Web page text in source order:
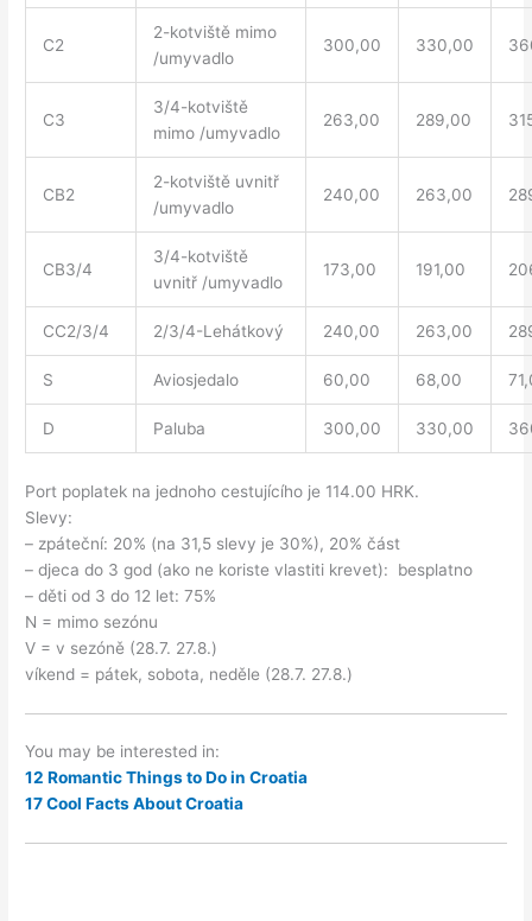
C2
2-kotviště mimo
/umyvadlo
300,00 330,00
C3
3/4-kotviště
mimo /umyvadlo
263,00 289,00
CB2
2-kotviště uvnitř
/umyvadlo
240,00 263,00
CB3/4
3/4-kotviště
uvnitř /umyvadlo
173,00 191,00
CC2/3/4 2/3/4-Lehátkový 240,00 263,00
S Aviosjedalo 60,00 68,00
D Paluba 300,00 330,00
Port poplatek na jednoho cestujícího je 114.00 HRK.
Slevy:
– zpáteční: 20% (na 31,5 slevy je 30%), 20% část
– djeca do 3 god (ako ne koriste vlastiti krevet): besplatno
– děti od 3 do 12 let: 75%
N = mimo sezónu
V = v sezóně (28.7. 27.8.)
víkend = pátek, sobota, neděle (28.7. 27.8.)
You may be interested in:
12 Romantic Things to Do in Croatia
17 Cool Facts About Croatia